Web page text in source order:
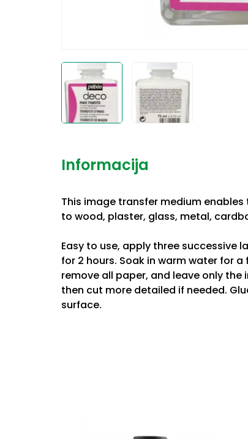
Informacija
This image transfer medium
to wood, plaster, glass, metal,
Easy to use, apply three successive
for 2 hours. Soak in warm water for
remove all paper, and leave only
then cut more detailed if needed.
surface.